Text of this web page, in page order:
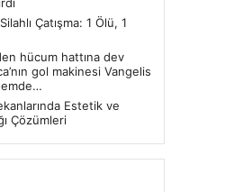
Çatışma: 1 Ölü, 1
hücum hattına dev
gol makinesi Vangelis
Estetik ve
Çözümleri